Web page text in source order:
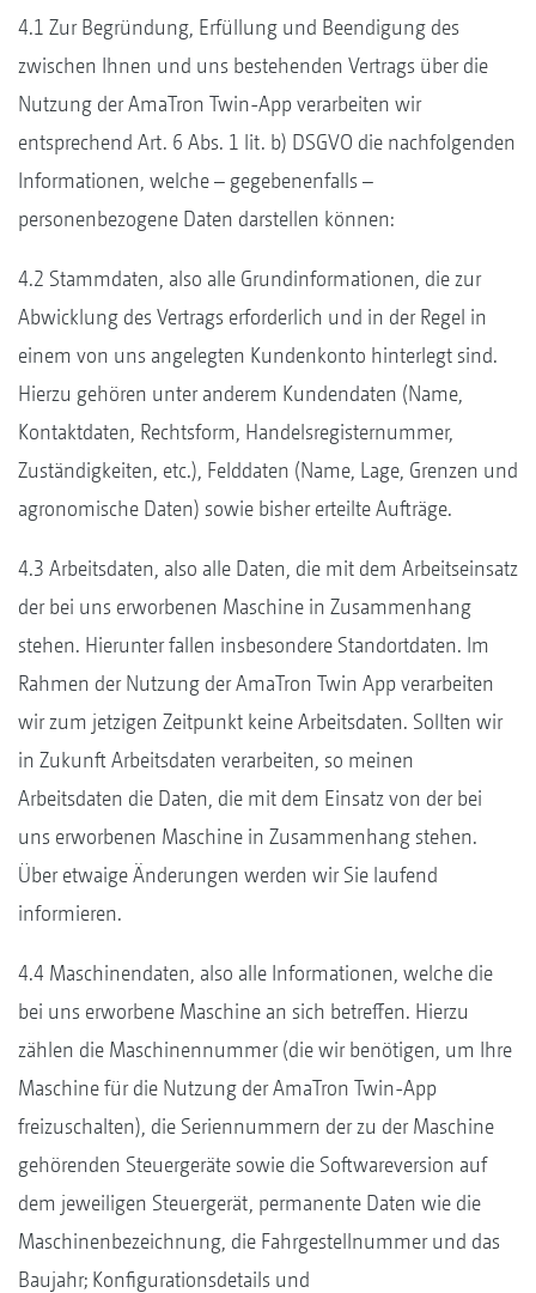
4.1 Zur Begründung, Erfüllung und Beendigung des
zwischen Ihnen und uns bestehenden Vertrags über die
Nutzung der AmaTron Twin-App verarbeiten wir
entsprechend Art. 6 Abs. 1 lit. b) DSGVO die nachfolgenden
Informationen, welche – gegebenenfalls –
personenbezogene Daten darstellen können:
4.2 Stammdaten, also alle Grundinformationen, die zur
Abwicklung des Vertrags erforderlich und in der Regel in
einem von uns angelegten Kundenkonto hinterlegt sind.
Hierzu gehören unter anderem Kundendaten (Name,
Kontaktdaten, Rechtsform, Handelsregisternummer,
Zuständigkeiten, etc.), Felddaten (Name, Lage, Grenzen und
agronomische Daten) sowie bisher erteilte Aufträge.
4.3 Arbeitsdaten, also alle Daten, die mit dem Arbeitseinsatz
der bei uns erworbenen Maschine in Zusammenhang
stehen. Hierunter fallen insbesondere Standortdaten. Im
Rahmen der Nutzung der AmaTron Twin App verarbeiten
wir zum jetzigen Zeitpunkt keine Arbeitsdaten. Sollten wir
in Zukunft Arbeitsdaten verarbeiten, so meinen
Arbeitsdaten die Daten, die mit dem Einsatz von der bei
uns erworbenen Maschine in Zusammenhang stehen.
Über etwaige Änderungen werden wir Sie laufend
informieren.
4.4 Maschinendaten, also alle Informationen, welche die
bei uns erworbene Maschine an sich betreffen. Hierzu
zählen die Maschinennummer (die wir benötigen, um Ihre
Maschine für die Nutzung der AmaTron Twin-App
freizuschalten), die Seriennummern der zu der Maschine
gehörenden Steuergeräte sowie die Softwareversion auf
dem jeweiligen Steuergerät, permanente Daten wie die
Maschinenbezeichnung, die Fahrgestellnummer und das
Baujahr; Konfigurationsdetails und